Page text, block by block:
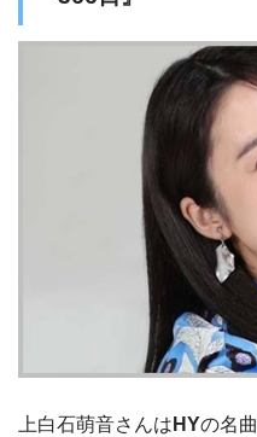
上白石萌音さんは HYの名曲